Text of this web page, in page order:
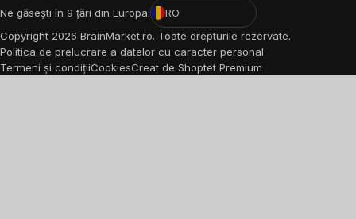
Ne găsești în 9 țări din Europa:
RO
Copyright 2026 BrainMarket.ro. Toate drepturile rezervate.
Politica de prelucrare a datelor cu caracter personal
Termeni și condițiiCookiesCreat de Shoptet Premium